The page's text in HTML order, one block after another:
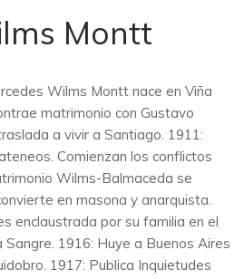
Montt
Wilms Montt nace en Viña
matrimonio con Gustavo
a vivir a Santiago. 1911:
Comienzan los conflictos
Wilms-Balmaceda se
en masona y anarquista.
enclaustrada por su familia en el
1916: Huye a Buenos Aires
1917: Publica Inquietudes